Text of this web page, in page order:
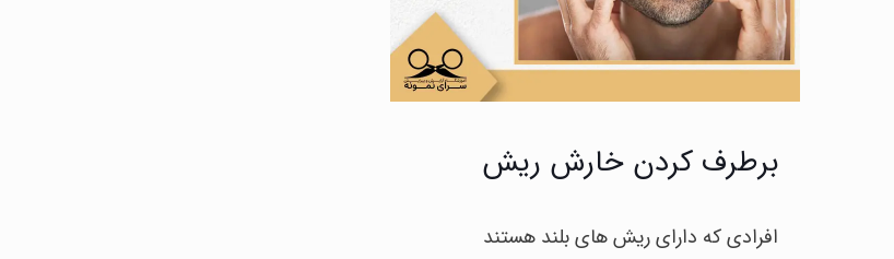
برطرف کردن خارش ریش
افرادی که دارای ریش های بلند هستند